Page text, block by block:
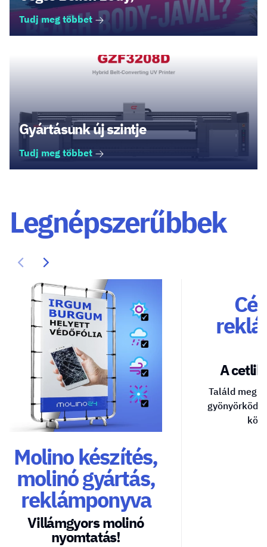
Tudj meg többet
Gyártásunk új szintje
Tudj meg többet
Legnépszerűbbek
Molino készítés,
molinó gyártás,
reklámponyva
Villámgyors molinó
nyomtatás!
A
Találd meg